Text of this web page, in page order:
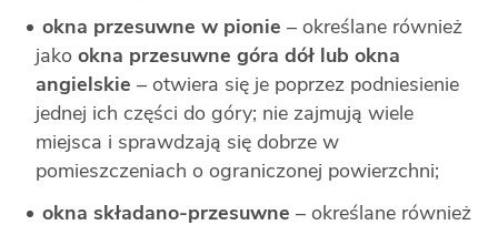
okna przesuwne w pionie – określane również
jako okna przesuwne góra dół lub okna
angielskie – otwiera się je poprzez podniesienie
jednej ich części do góry; nie zajmują wiele
miejsca i sprawdzają się dobrze w
pomieszczeniach o ograniczonej powierzchni;
okna składano-przesuwne – określane również